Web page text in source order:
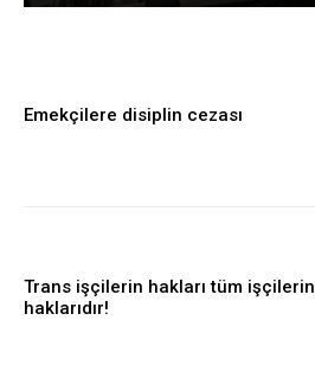
Emekçilere disiplin cezası
Trans işçilerin hakları tüm işçilerin
haklarıdır!